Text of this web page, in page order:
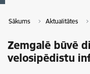
Sākums Aktualitātes
Zemgalē būvē
velosipēdistu